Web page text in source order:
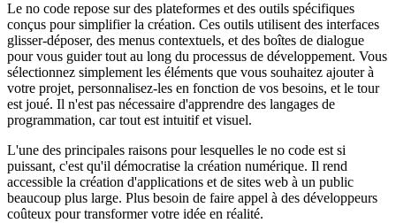
Le no code repose sur des plateformes et des outils spécifiques
conçus pour simplifier la création. Ces outils utilisent des interfaces
glisser-déposer, des menus contextuels, et des boîtes de dialogue
pour vous guider tout au long du processus de développement. Vous
sélectionnez simplement les éléments que vous souhaitez ajouter à
votre projet, personnalisez-les en fonction de vos besoins, et le tour
est joué. Il n'est pas nécessaire d'apprendre des langages de
programmation, car tout est intuitif et visuel.
L'une des principales raisons pour lesquelles le no code est si
puissant, c'est qu'il démocratise la création numérique. Il rend
accessible la création d'applications et de sites web à un public
beaucoup plus large. Plus besoin de faire appel à des développeurs
coûteux pour transformer votre idée en réalité.